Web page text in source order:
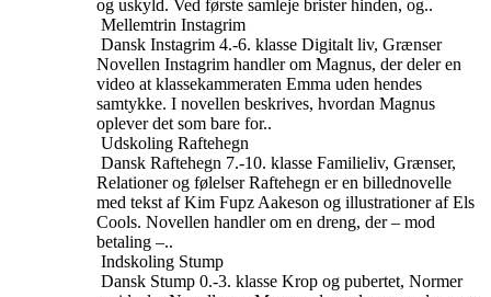
og uskyld. Ved første samleje brister hinden, og..
Mellemtrin Instagrim
Dansk Instagrim 4.-6. klasse Digitalt liv, Grænser
Novellen Instagrim handler om Magnus, der deler en
video at klassekammeraten Emma uden hendes
samtykke. I novellen beskrives, hvordan Magnus
oplever det som bare for..
Udskoling Raftehegn
Dansk Raftehegn 7.-10. klasse Familieliv, Grænser,
Relationer og følelser Raftehegn er en billednovelle
med tekst af Kim Fupz Aakeson og illustrationer af Els
Cools. Novellen handler om en dreng, der – mod
betaling –..
Indskoling Stump
Dansk Stump 0.-3. klasse Krop og pubertet, Normer